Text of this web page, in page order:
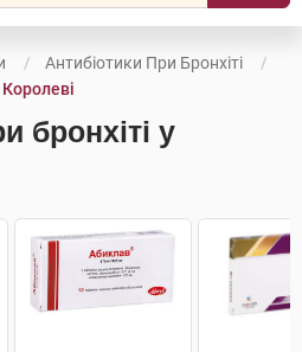
Антибіотики При Бронхіті
бронхіті у